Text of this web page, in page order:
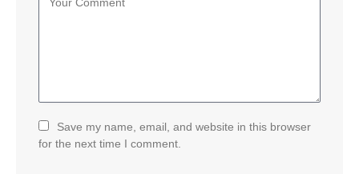
Save my name, email, and website in this browser
for the next time I comment.